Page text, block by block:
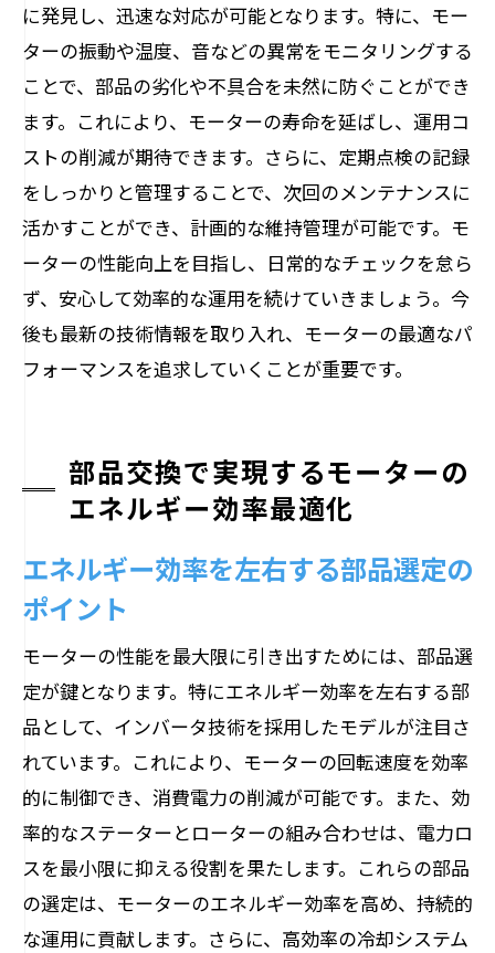
に発見し、迅速な対応が可能となります。特に、モー
ターの振動や温度、音などの異常をモニタリングする
ことで、部品の劣化や不具合を未然に防ぐことができ
ます。これにより、モーターの寿命を延ばし、運用コ
ストの削減が期待できます。さらに、定期点検の記録
をしっかりと管理することで、次回のメンテナンスに
活かすことができ、計画的な維持管理が可能です。モ
ーターの性能向上を目指し、日常的なチェックを怠ら
ず、安心して効率的な運用を続けていきましょう。今
後も最新の技術情報を取り入れ、モーターの最適なパ
フォーマンスを追求していくことが重要です。
部品交換で実現するモーターの
エネルギー効率最適化
エネルギー効率を左右する部品選定の
ポイント
モーターの性能を最大限に引き出すためには、部品選
定が鍵となります。特にエネルギー効率を左右する部
品として、インバータ技術を採用したモデルが注目さ
れています。これにより、モーターの回転速度を効率
的に制御でき、消費電力の削減が可能です。また、効
率的なステーターとローターの組み合わせは、電力ロ
スを最小限に抑える役割を果たします。これらの部品
の選定は、モーターのエネルギー効率を高め、持続的
な運用に貢献します。さらに、高効率の冷却システム